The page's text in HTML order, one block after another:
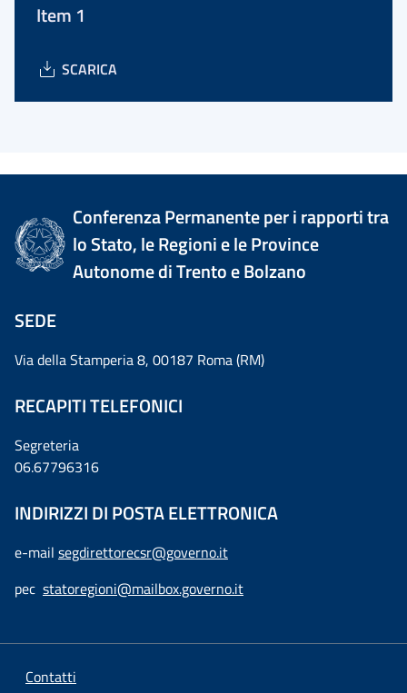
Item 1
SCARICA
Conferenza Permanente per i rapporti tra
lo Stato, le Regioni e le Province
Autonome di Trento e Bolzano
SEDE
Via della Stamperia 8, 00187 Roma (RM)
RECAPITI TELEFONICI
Segreteria
06.67796316
INDIRIZZI DI POSTA ELETTRONICA
e-mail segdirettorecsr@governo.it
pec statoregioni@mailbox.governo.it
Contatti